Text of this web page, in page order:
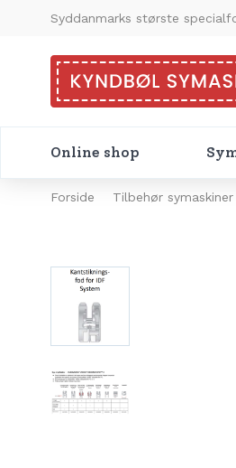
Syddanmarks største
Online shop
Forside Tilbehør symaskiner